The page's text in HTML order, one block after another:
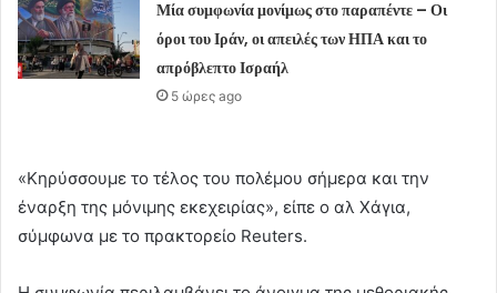
Μία συμφωνία μονίμως στο παραπέντε – Οι
όροι του Ιράν, οι απειλές των ΗΠΑ και το
απρόβλεπτο Ισραήλ
5 ώρες ago
«Κηρύσσουμε το τέλος του πολέμου σήμερα και την
έναρξη της μόνιμης εκεχειρίας», είπε ο αλ Χάγια,
σύμφωνα με το πρακτορείο Reuters.